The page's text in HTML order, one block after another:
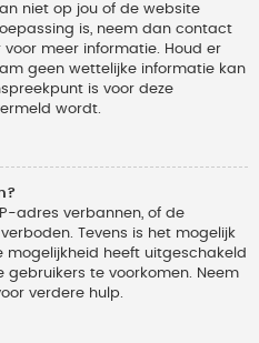
niet op jou of de website
is, neem dan contact
meer informatie. Houd er
geen wettelijke informatie kan
is voor deze
wordt.
adres verbannen, of de
Tevens is het mogelijk
heeft uitgeschakeld
te voorkomen. Neem
verdere hulp.